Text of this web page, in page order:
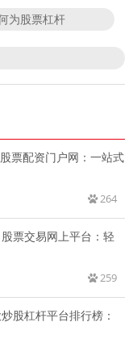
为股票杠杆
票配资门户网：一站式
264
票交易网上平台：轻
259
股杠杆平台排行榜：